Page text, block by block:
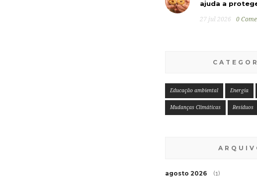
ajuda a
27 jul 2026 0
Educação ambiental Energia
Mudanças Climáticas Resíduos
agosto 2026 (1)